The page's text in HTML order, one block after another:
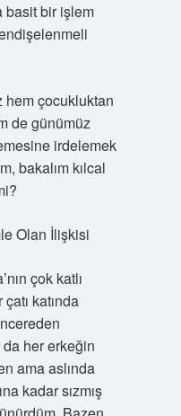
basit bir işlem
hem çocukluktan
de günümüz
irdelemek
bakalım kılcal
Olan İlişkisi
çok katlı
katında
da her erkeğin
ama aslında
kadar sızmış